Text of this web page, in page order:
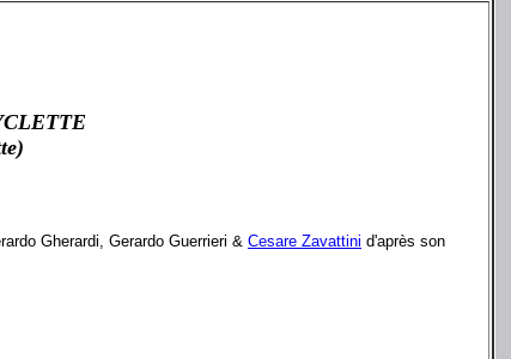
Gherardi, Gerardo Guerrieri & Cesare Zavattini d'après son